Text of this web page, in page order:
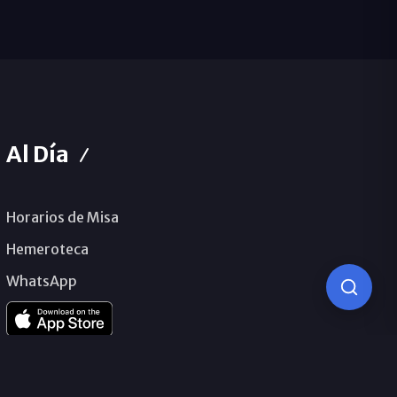
Al Día
Horarios de Misa
Hemeroteca
WhatsApp